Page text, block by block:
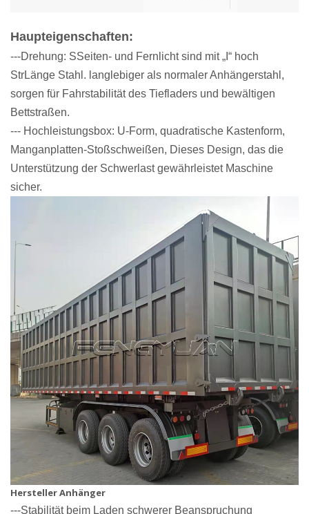
Haupteigenschaften:
---Drehung: SSeiten- und Fernlicht sind mit „I“ hoch
StrLänge Stahl. langlebiger als normaler Anhängerstahl,
sorgen für Fahrstabilität des Tiefladers und bewältigen
Bettstraßen.
--- Hochleistungsbox: U-Form, quadratische Kastenform,
Manganplatten-Stoßschweißen, Dieses Design, das die
Unterstützung der Schwerlast gewährleistet Maschine
sicher.
Hersteller Anhänger
---Stabilität beim Laden schwerer Beanspruchung